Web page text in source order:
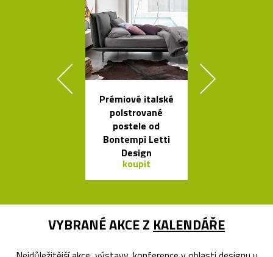
Prémiové italské
polstrované
postele od
Bontempi Letti
Design
koupit
VYBRANÉ AKCE Z KALENDÁŘE